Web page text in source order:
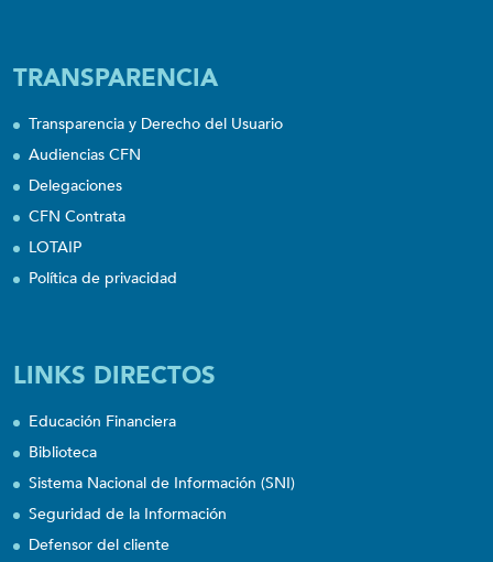
TRANSPARENCIA
Transparencia y Derecho del Usuario
Audiencias CFN
Delegaciones
CFN Contrata
LOTAIP
Política de privacidad
LINKS DIRECTOS
Educación Financiera
Biblioteca
Sistema Nacional de Información (SNI)
Seguridad de la Información
Defensor del cliente